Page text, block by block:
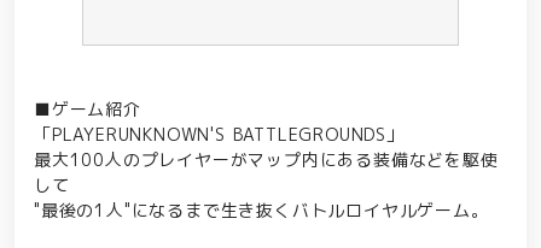
■ゲーム紹介
「PLAYERUNKNOWN'S BATTLEGROUNDS」
最大100人のプレイヤーがマップ内にある装備などを駆使
して
"最後の1人"になるまで生き抜くバトルロイヤルゲーム。